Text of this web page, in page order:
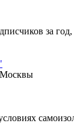
за
Москвы